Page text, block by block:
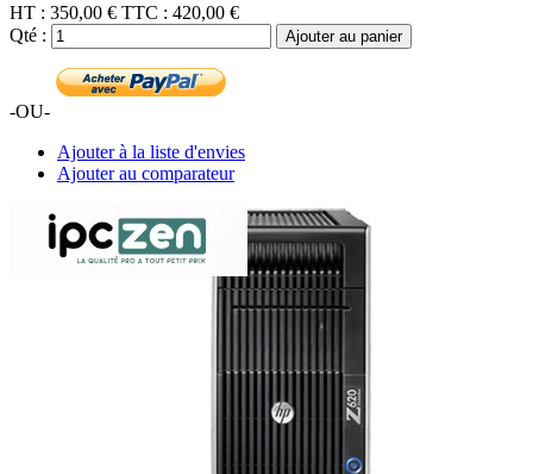
HT : 350,00 € TTC : 420,00 €
Qté :
Ajouter au panier
-OU-
Ajouter à la liste d'envies
Ajouter au comparateur